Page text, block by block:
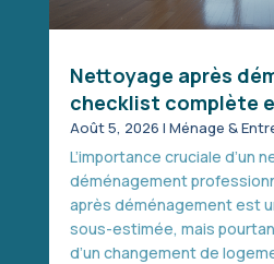
Nettoyage après
checklist complète
Août 5, 2026 | Ménage &
L’importance cruciale d’un
déménagement
après déménagement est
sous-estimée, mais
d’un changement de